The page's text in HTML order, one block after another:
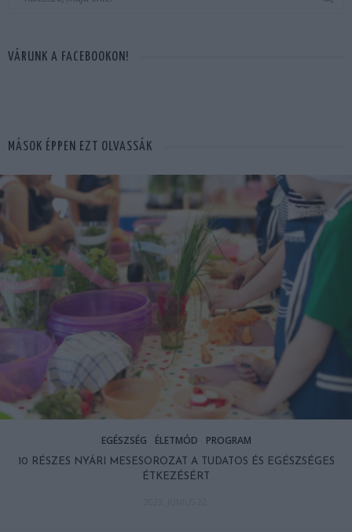
VÁRUNK A FACEBOOKON!
MÁSOK ÉPPEN EZT OLVASSÁK
EGÉSZSÉG ÉLETMÓD PROGRAM
10 RÉSZES NYÁRI MESESOROZAT A TUDATOS ÉS EGÉSZSÉGES
ÉTKEZÉSÉRT